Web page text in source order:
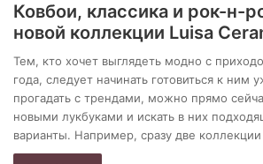
Ковбои, классика и рок-н-
новой коллекции Luisa
Тем, кто хочет выглядеть модно с
года, следует начинать готовиться к
прогадать с трендами, можно прямо
новыми лукбуками и искать в них
варианты. Например, сразу две коллекции